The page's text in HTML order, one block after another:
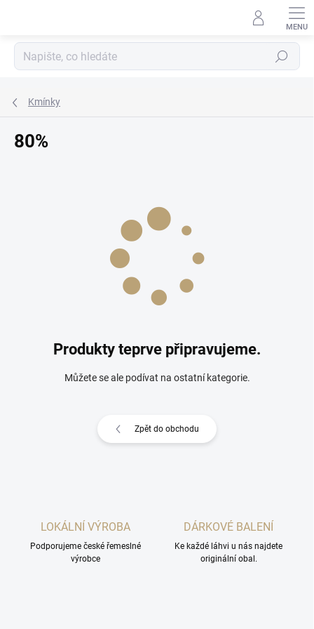
Hledat
Kmínky
80%
Produkty teprve připravujeme.
Můžete se ale podívat na ostatní kategorie.
Zpět do obchodu
LOKÁLNÍ VÝROBA
Podporujeme české řemeslné
výrobce
DÁRKOVÉ BALENÍ
Ke každé láhvi u nás najdete
originální obal.